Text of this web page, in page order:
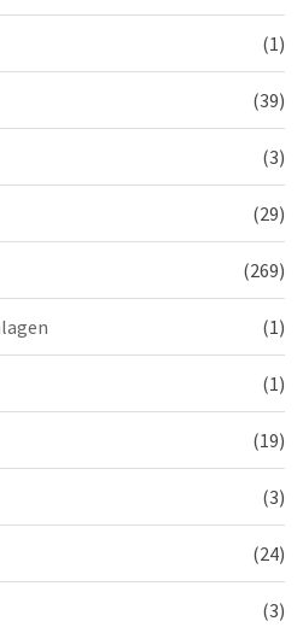
(1)
(39)
(3)
(29)
(269)
(1)
(1)
(19)
(3)
(24)
(3)